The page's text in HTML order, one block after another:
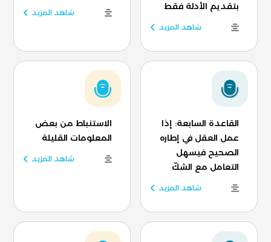
بتقديم الأدلة فقط
شاهد المزيد
شاهد المزيد
القاعدة السابعة: إذا
عمل العقل في إطاره
الصحيح فيسهل
التعامل مع الشكّ
شاهد المزيد
الاستنباط من بعض
المعلومات القليلة
شاهد المزيد